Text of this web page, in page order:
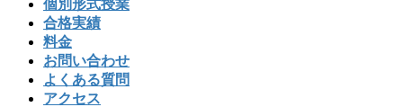
個別形式授業
合格実績
料金
お問い合わせ
よくある質問
アクセス